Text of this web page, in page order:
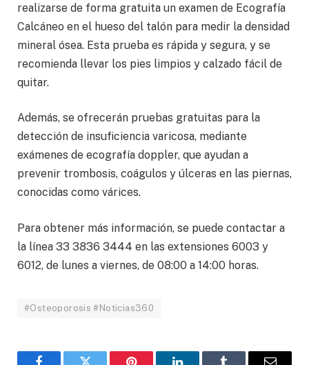
realizarse de forma gratuita un examen de Ecografía
Calcáneo en el hueso del talón para medir la densidad
mineral ósea. Esta prueba es rápida y segura, y se
recomienda llevar los pies limpios y calzado fácil de
quitar.
Además, se ofrecerán pruebas gratuitas para la
detección de insuficiencia varicosa, mediante
exámenes de ecografía doppler, que ayudan a
prevenir trombosis, coágulos y úlceras en las piernas,
conocidas como várices.
Para obtener más información, se puede contactar a
la línea 33 3836 3444 en las extensiones 6003 y
6012, de lunes a viernes, de 08:00 a 14:00 horas.
#Osteoporosis #Noticias360